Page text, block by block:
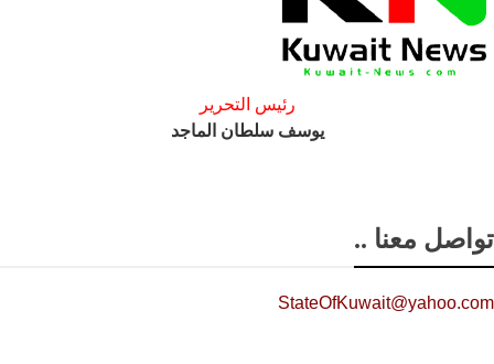
رئيس التحرير
يوسف سلطان الماجد
تواصل معنا ..
StateOfKuwait@yahoo.com